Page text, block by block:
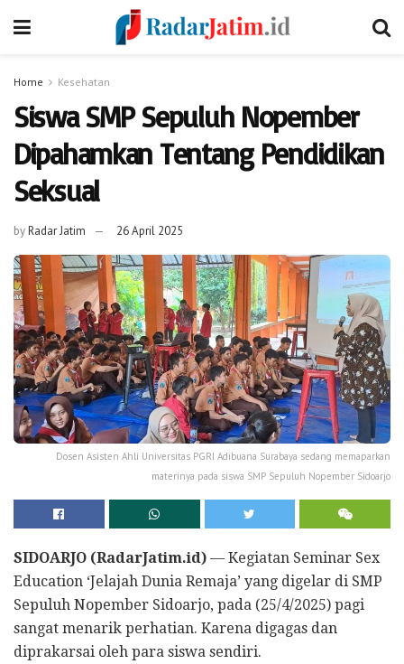
Home Kesehatan
Siswa SMP Sepuluh Nopember
Dipahamkan Tentang Pendidikan
Seksual
byRadar Jatim 26 April 2025
Dosen Asisten Ahli Universitas PGRI Adibuana Surabaya sedang memaparkan
materinya pada siswa SMP Sepuluh Nopember Sidoarjo
SIDOARJO (RadarJatim.id) — Kegiatan Seminar Sex
Education ‘Jelajah Dunia Remaja’ yang digelar di SMP
Sepuluh Nopember Sidoarjo, pada (25/4/2025) pagi
sangat menarik perhatian. Karena digagas dan
diprakarsai oleh para siswa sendiri.